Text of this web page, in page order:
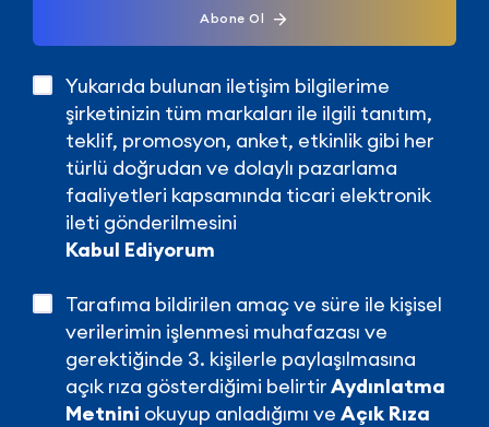
Abone Ol
Yukarıda bulunan iletişim bilgilerime
şirketinizin tüm markaları ile ilgili tanıtım,
teklif, promosyon, anket, etkinlik gibi her
türlü doğrudan ve dolaylı pazarlama
faaliyetleri kapsamında ticari elektronik
ileti gönderilmesini
Kabul Ediyorum
Tarafıma bildirilen amaç ve süre ile kişisel
verilerimin işlenmesi muhafazası ve
gerektiğinde 3. kişilerle paylaşılmasına
açık rıza gösterdiğimi belirtirAydınlatma
Metnini okuyup anladığımı ve Açık Rıza